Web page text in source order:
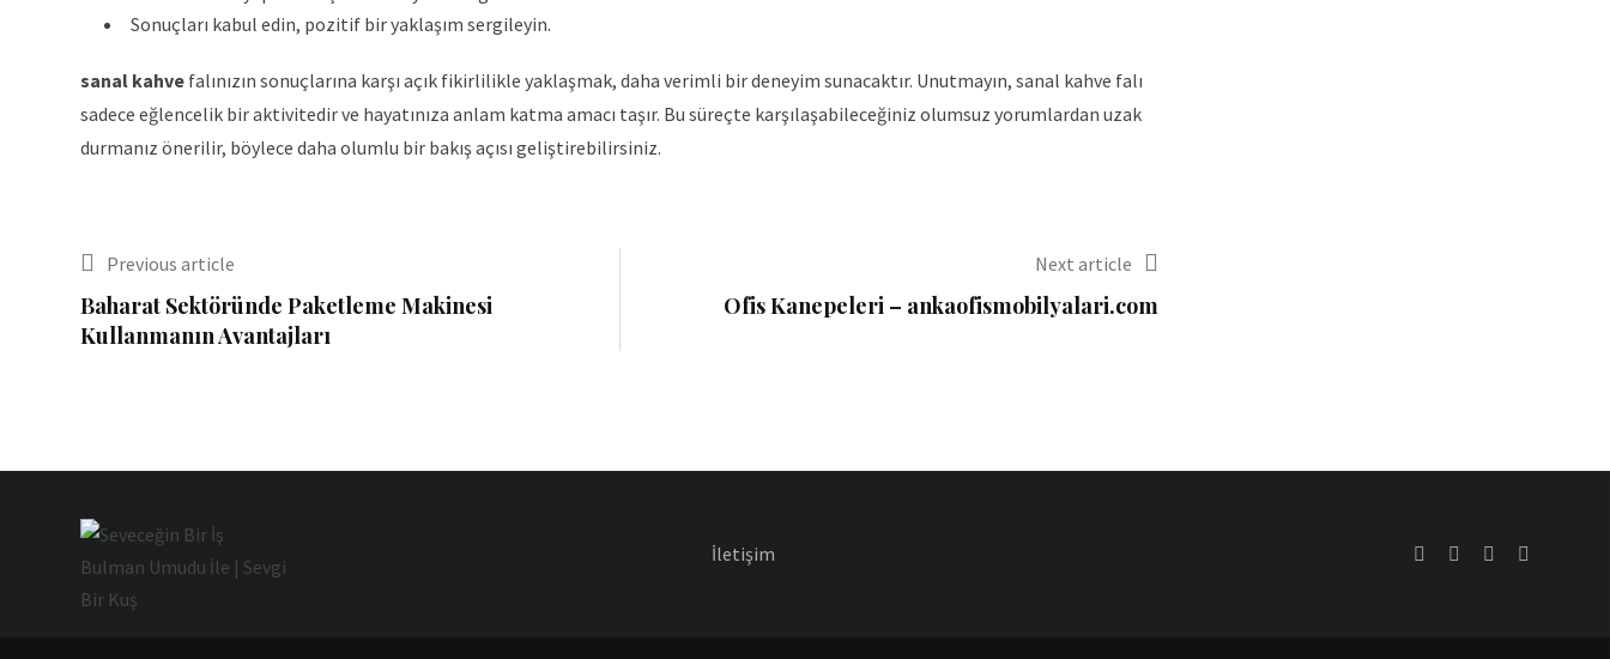
Sonuçları kabul edin, pozitif bir yaklaşım sergileyin.
sanal kahve falınızın sonuçlarına karşı açık fikirlilikle yaklaşmak, daha verimli bir deneyim sunacaktır. Unutmayın, sanal kahve falı
sadece eğlencelik bir aktivitedir ve hayatınıza anlam katma amacı taşır. Bu süreçte karşılaşabileceğiniz olumsuz yorumlardan uzak
durmanız önerilir, böylece daha olumlu bir bakış açısı geliştirebilirsiniz.
Previous article
Baharat Sektöründe Paketleme Makinesi
Kullanmanın Avantajları
Next article
Ofis Kanepeleri – ankaofismobilyalari.com
İletişim